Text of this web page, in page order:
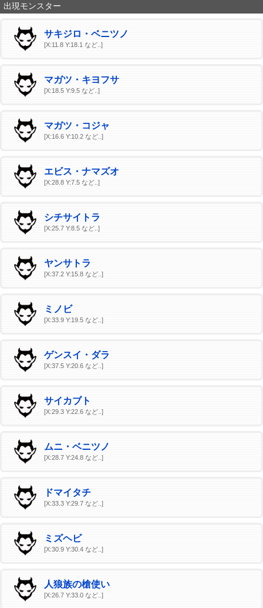
出現モンスター
サキジロ・ベニツノ
[X:11.8 Y:18.1 など..]
マガツ・キヨフサ
[X:18.5 Y:9.5 など..]
マガツ・コジャ
[X:16.6 Y:10.2 など..]
エビス・ナマズオ
[X:28.8 Y:7.5 など..]
シチサイトラ
[X:25.7 Y:8.5 など..]
ヤンサトラ
[X:37.2 Y:15.8 など..]
ミノビ
[X:33.9 Y:19.5 など..]
ゲンスイ・ダラ
[X:37.5 Y:20.6 など..]
サイカブト
[X:29.3 Y:22.6 など..]
ムニ・ベニツノ
[X:28.7 Y:24.8 など..]
ドマイタチ
[X:33.3 Y:29.7 など..]
ミズヘビ
[X:30.9 Y:30.4 など..]
人狼族の槍使い
[X:26.7 Y:33.0 など..]